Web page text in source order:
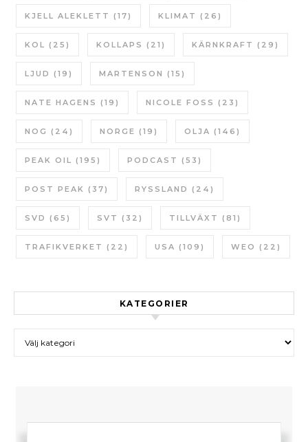
KJELL ALEKLETT (17) KLIMAT (26)
KOL (25) KOLLAPS (21) KÄRNKRAFT (29)
LJUD (19) MARTENSON (15)
NATE HAGENS (19) NICOLE FOSS (23)
NOG (24) NORGE (19) OLJA (146)
PEAK OIL (195) PODCAST (53)
POST PEAK (37) RYSSLAND (24)
SVD (65) SVT (32) TILLVÄXT (81)
TRAFIKVERKET (22) USA (109) WEO (22)
KATEGORIER